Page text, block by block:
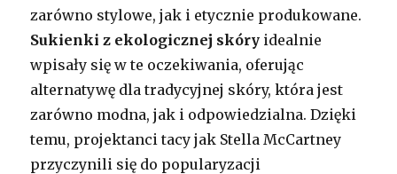
zarówno stylowe, jak i etycznie produkowane.
Sukienki z ekologicznej skóry idealnie
wpisały się w te oczekiwania, oferując
alternatywę dla tradycyjnej skóry, która jest
zarówno modna, jak i odpowiedzialna. Dzięki
temu, projektanci tacy jak Stella McCartney
przyczynili się do popularyzacji